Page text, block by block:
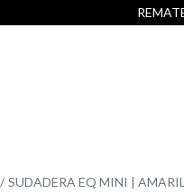
SUDADERA EQ MINI |